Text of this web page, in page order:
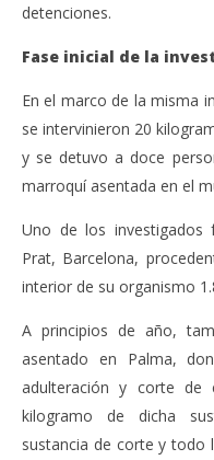
detenciones.
Fase inicial de la
En el marco de la misma
se intervinieron 20
y se detuvo a doce
marroquí asentada en el
Uno de los
Prat, Barcelona,
interior de su organismo
A principios de año,
asentado en Palma,
adulteración y corte de
kilogramo de dicha
sustancia de corte y todo